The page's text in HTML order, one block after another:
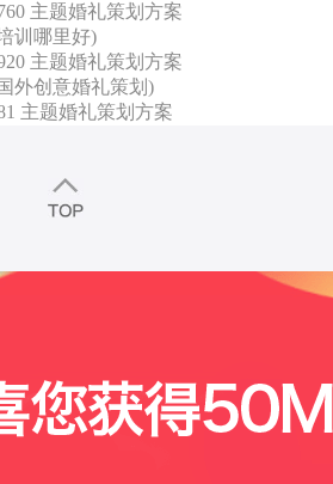
主题婚礼策划方案
训哪里好)
主题婚礼策划方案
外创意婚礼策划)
主题婚礼策划方案